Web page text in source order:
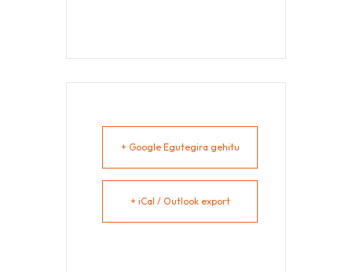
+ Google Egutegira gehitu
+ iCal / Outlook export